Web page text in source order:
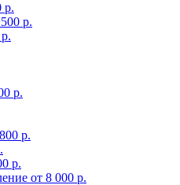
р.
р.
р.
р.
р.
от 8 000 р.